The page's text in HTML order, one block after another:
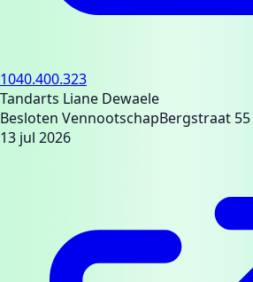
1040.400.323
Tandarts Liane Dewaele
Besloten VennootschapBergstraat 55
13 jul 2026